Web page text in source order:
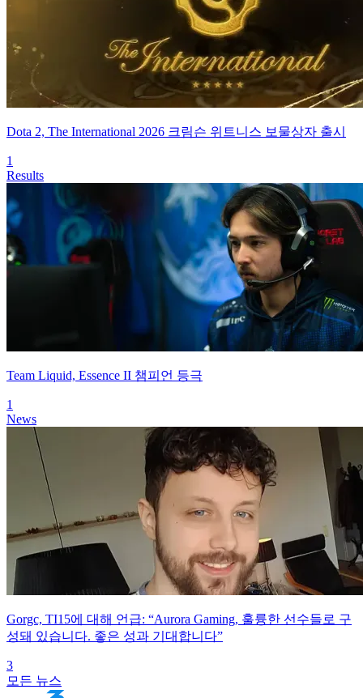
Dota 2, The International 2026 크림슨 위트니스 보물상자 출시
1
Results
Team Liquid, Essence II 챔피언 등극
1
News
Gorgc, TI15에 대해 언급: “Aurora Gaming, 훌륭한 선수들로 구
성돼 있습니다. 좋은 성과 기대합니다”
3
모든 뉴스